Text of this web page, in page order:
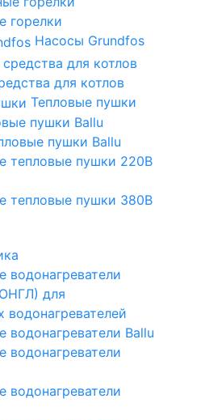
горелки
Насосы Grundfos
для котлов
Тепловые пушки
пушки Ballu
пушки Ballu
тепловые пушки 220В
тепловые пушки 380В
водонагреватели
для
водонагревателей
водонагреватели Ballu
водонагреватели
водонагреватели